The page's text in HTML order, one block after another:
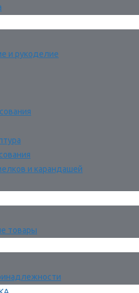
и рукоделие
и карандашей
товары